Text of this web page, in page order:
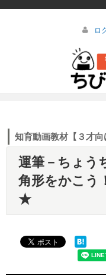
ロ
知育動画教材【３才向
運筆－ちょう
角形をかこう
★